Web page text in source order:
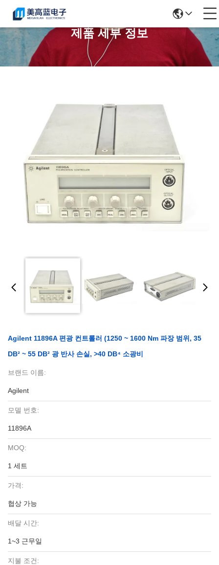
제품 세부 정보
Agilent 11896A 편광 컨트롤러 (1250 ~ 1600 Nm 파장 범위, 35
DB² ~ 55 DB² 광 반사 손실, >40 DB⁴ 소광비
브랜드 이름:
Agilent
모델 번호:
11896A
MOQ:
1 세트
가격:
협상 가능
배달 시간:
1~3 근무일
지불 조건: